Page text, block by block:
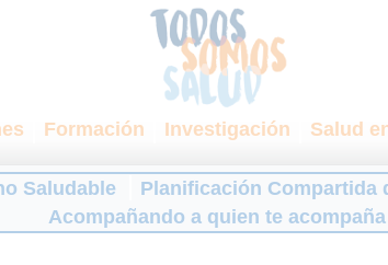
Formación Investigación Salud
Saludable Planificación Compartida
Acompañando a quien te acompaña